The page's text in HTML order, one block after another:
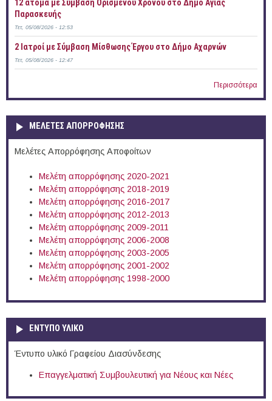
12 άτομα με Σύμβαση Ορισμένου Χρόνου στο Δήμο Αγίας
Παρασκευής
Τετ, 05/08/2026 - 12:53
2 Ιατροί με Σύμβαση Μίσθωσης Έργου στο Δήμο Αχαρνών
Τετ, 05/08/2026 - 12:47
Περισσότερα
ΜΕΛΕΤΕΣ ΑΠΟΡΡΟΦΗΣΗΣ
Μελέτες Απορρόφησης Αποφοίτων
Μελέτη απορρόφησης 2020-2021
Μελέτη απορρόφησης 2018-2019
Μελέτη απορρόφησης 2016-2017
Μελέτη απορρόφησης 2012-2013
Μελέτη απορρόφησης 2009-2011
Μελέτη απορρόφησης 2006-2008
Μελέτη απορρόφησης 2003-2005
Μελέτη απορρόφησης 2001-2002
Μελέτη απορρόφησης 1998-2000
ΕΝΤΥΠΟ ΥΛΙΚΟ
Έντυπο υλικό Γραφείου Διασύνδεσης
Επαγγελματική Συμβουλευτική για Νέους και Νέες